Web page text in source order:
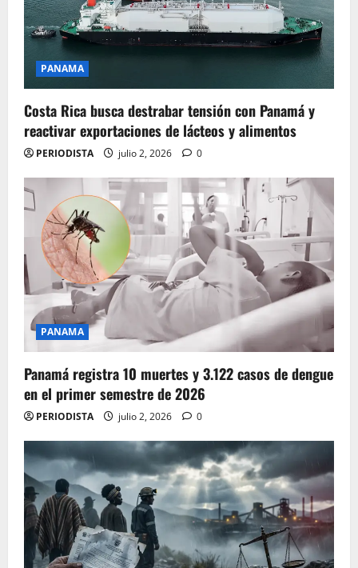
PANAMA
Costa Rica busca destrabar tensión con Panamá y
reactivar exportaciones de lácteos y alimentos
PERIODISTA julio 2, 2026 0
PANAMA
Panamá registra 10 muertes y 3.122 casos de dengue
en el primer semestre de 2026
PERIODISTA julio 2, 2026 0